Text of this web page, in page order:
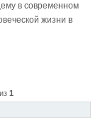
в современном
жизни в
из 1